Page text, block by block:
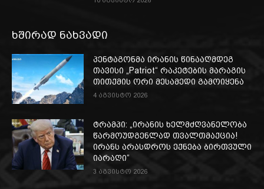
ხშირად ნახვადი
პენტაგონმა ირანის წინააღმდეგ
თავისი „Patriot“ რაკეტების მარაგის
თითქმის ორი მესამედი გამოიყენა
4 აგვისტო 2026
ტრამპი: „ირანის ხელმძღვანელობა
წარმოუდგენლად თვალთმაქცია!
ირანს არასდროს ექნება ბირთვული
იარაღი“
3 აგვისტო 2026